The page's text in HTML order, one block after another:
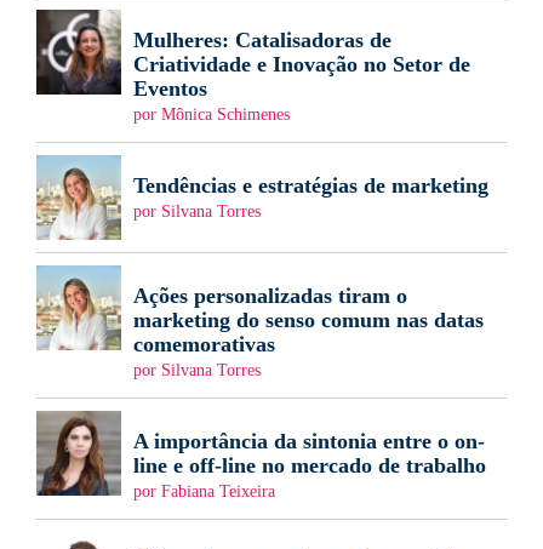
Mulheres: Catalisadoras de
Criatividade e Inovação no Setor de
Eventos
por Mônica Schimenes
Tendências e estratégias de marketing
por Silvana Torres
Ações personalizadas tiram o
marketing do senso comum nas datas
comemorativas
por Silvana Torres
A importância da sintonia entre o on-
line e off-line no mercado de trabalho
por Fabiana Teixeira